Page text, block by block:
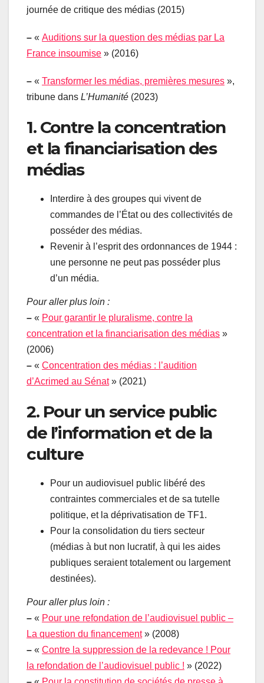
journée de critique des médias (2015)
– « Auditions sur la question des médias par La
France insoumise » (2016)
– « Transformer les médias, premières mesures »,
tribune dans L’Humanité (2023)
1. Contre la concentration
et la financiarisation des
médias
Interdire à des groupes qui vivent de
commandes de l’État ou des collectivités de
posséder des médias.
Revenir à l’esprit des ordonnances de 1944 :
une personne ne peut pas posséder plus
d’un média.
Pour aller plus loin :
– « Pour garantir le pluralisme, contre la
concentration et la financiarisation des médias »
(2006)
– « Concentration des médias : l’audition
d’Acrimed au Sénat» (2021)
2. Pour un service public
de l’information et de la
culture
Pour un audiovisuel public libéré des
contraintes commerciales et de sa tutelle
politique, et la déprivatisation de TF1.
Pour la consolidation du tiers secteur
(médias à but non lucratif, à qui les aides
publiques seraient totalement ou largement
destinées).
Pour aller plus loin :
– « Pour une refondation de l’audiovisuel public –
La question du financement» (2008)
– « Contre la suppression de la redevance ! Pour
la refondation de l’audiovisuel public ! » (2022)